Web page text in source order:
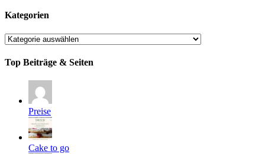
Kategorien
Kategorien
Top Beiträge & Seiten
Preise
Cake to go